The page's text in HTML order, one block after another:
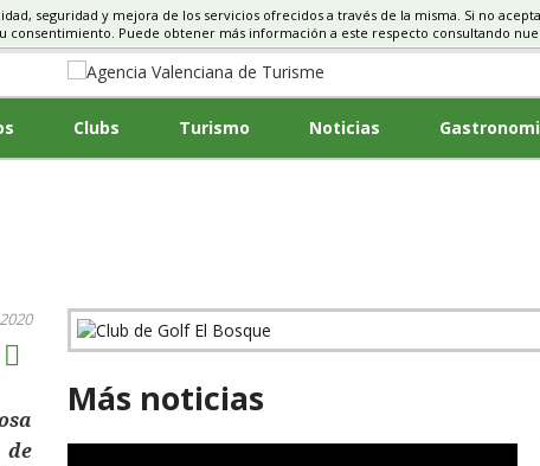
TURISMO
Clubs Turismo Noticias
Más noticias
seguridad y mejora de los servicios ofrecidos a través de la misma. Si no
consentimiento. Puede obtener más información a este respecto consultando